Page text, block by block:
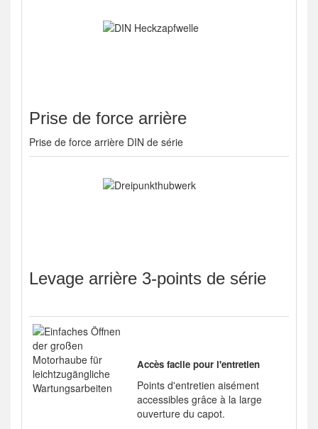
Prise de force arrière
Prise de force arrière DIN de série
Levage arrière 3-points de série
Accès facile pour l'entretien
Points d'entretien aisément
accessibles grâce à la large
ouverture du capot.